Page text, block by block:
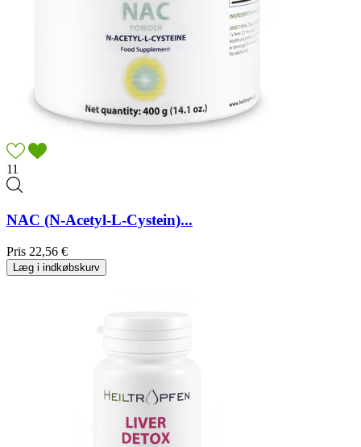
11
NAC (N-Acetyl-L-Cystein)...
Pris 22,56 €
Læg i indkøbskurv